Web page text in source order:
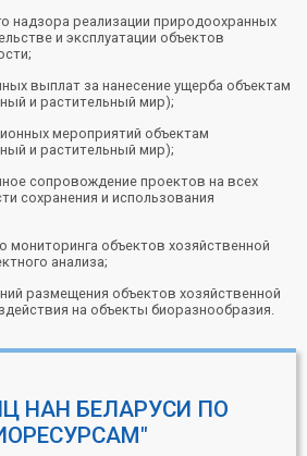
надзора реализации природоохранных
и эксплуатации объектов
выплат за нанесение ущерба объектам
и растительный мир);
мероприятий объектам
и растительный мир);
сопровождение проектов на всех
сохранения и использования
мониторинга объектов хозяйственной
анализа;
размещения объектов хозяйственной
на объекты биоразнообразия.
НАН БЕЛАРУСИ ПО